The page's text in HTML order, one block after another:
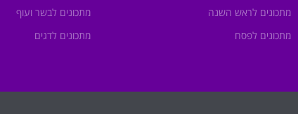
מתכונים לראש השנה
מתכונים לפסח
מתכונים לבשר ועוף
מתכונים לדגים